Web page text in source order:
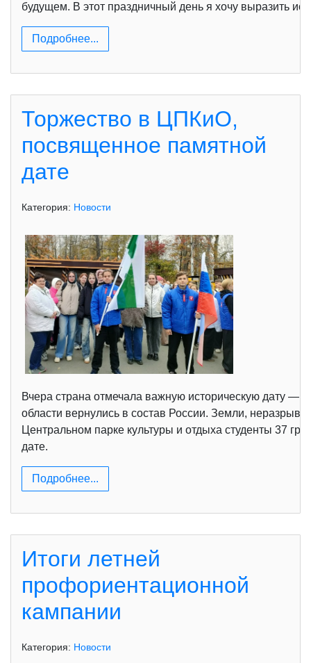
будущем. В этот праздничный день я хочу выразить
Подробнее...
Торжество в ЦПКиО,
посвященное памятной
дате
Категория: Новости
Вчера страна отмечала важную историческую дату —
области вернулись в состав России. Земли,
Центральном парке культуры и отдыха студенты 37
дате.
Подробнее...
Итоги летней
профориентационной
кампании
Категория: Новости